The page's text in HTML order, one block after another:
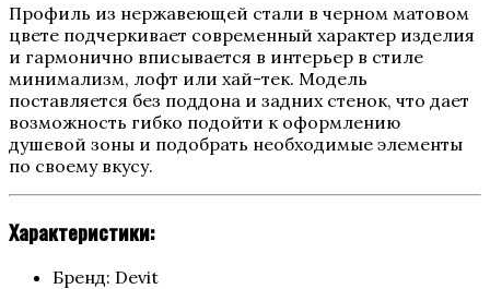
Профиль из нержавеющей стали в черном матовом
цвете подчеркивает современный характер изделия
и гармонично вписывается в интерьер в стиле
минимализм, лофт или хай-тек. Модель
поставляется без поддона и задних стенок, что дает
возможность гибко подойти к оформлению
душевой зоны и подобрать необходимые элементы
по своему вкусу.
Характеристики:
Бренд: Devit